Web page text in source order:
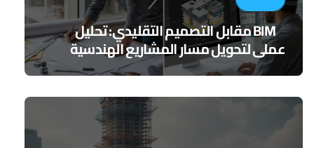
BIM مقابل التصميم التقليدي: تحليل
عملي لتحويل مسار المشاريع الهندسية